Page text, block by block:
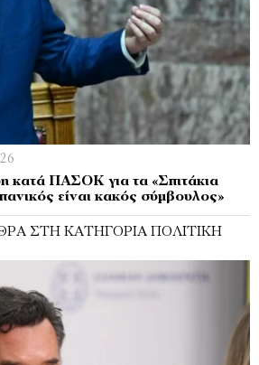
κατά ΠΑΣΟΚ για τα «Σπιτάκια
είναι κακός σύμβουλος»
ΣΤΗ ΚΑΤΗΓΟΡΊΑ ΠΟΛΙΤΙΚΉ